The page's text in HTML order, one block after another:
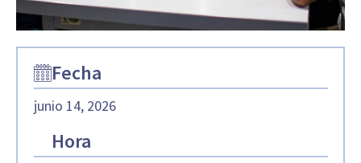
Fecha
junio 14, 2026
Hora